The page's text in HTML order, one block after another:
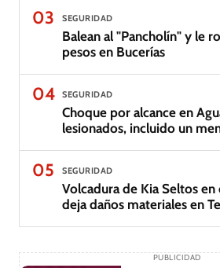
03 SEGURIDAD
Balean al "Pancholín" y le
pesos en Bucerías
04 SEGURIDAD
Choque por alcance en
lesionados, incluido un
05 SEGURIDAD
Volcadura de Kia Seltos
deja daños materiales en
PUBLICIDAD